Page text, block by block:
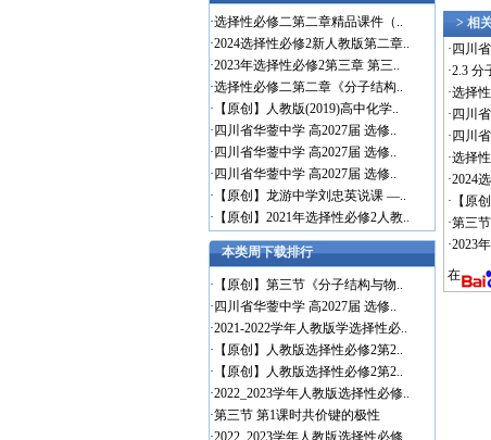
·选择性必修二第二章精品课件（..
·2024选择性必修2新人教版第二章..
·2023年选择性必修2第三章 第三..
·选择性必修二第二章《分子结构..
· 【原创】人教版(2019)高中化学..
· 四川省华蓥中学 高2027届 选修..
· 四川省华蓥中学 高2027届 选修..
· 四川省华蓥中学 高2027届 选修..
· 【原创】龙游中学刘忠英说课 —..
· 【原创】2021年选择性必修2人教..
本类周下载排行
· 【原创】第三节《分子结构与物..
· 四川省华蓥中学 高2027届 选修..
·2021-2022学年人教版学选择性必..
· 【原创】人教版选择性必修2第2..
· 【原创】人教版选择性必修2第2..
·2022_2023学年人教版选择性必修..
·第三节 第1课时共价键的极性
·2022_2023学年人教版选择性必修..
> 相
· 四川
·2.3 分
·选择
· 四川
· 四川
·选择
·2024
· 【原
·第三
·2023
在